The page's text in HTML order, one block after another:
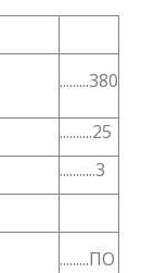
.........380
..........25
...........3
.........ПО